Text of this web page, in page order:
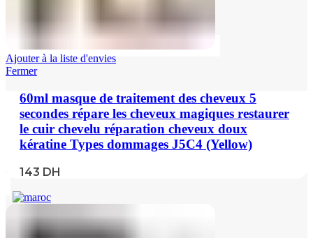
Ajouter à la liste d'envies
Fermer
60ml masque de traitement des cheveux 5
secondes répare les cheveux magiques restaurer
le cuir chevelu réparation cheveux doux
kératine Types dommages J5C4 (Yellow)
143 DH